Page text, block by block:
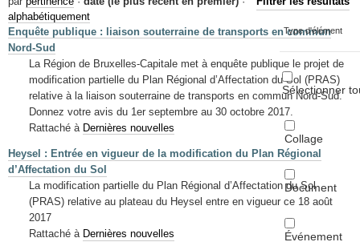
Mots-clés
Renseignements urbanistiques Type d'élément
Sélectionner
Collage
Document
Événement
alphabétiquement
Enquête publique : liaison souterraine de transports en commun
Nord-Sud
La Région de Bruxelles-Capitale met à enquête publique le projet de
modification partielle du Plan Régional d’Affectation du Sol (PRAS)
relative à la liaison souterraine de transports en commun Nord-Sud.
Donnez votre avis du 1er septembre au 30 octobre 2017.
Rattaché à Dernières nouvelles
Heysel : Entrée en vigueur de la modification du Plan Régional
d’Affectation du Sol
La modification partielle du Plan Régional d’Affectation du Sol
(PRAS) relative au plateau du Heysel entre en vigueur ce 18 août
2017
Rattaché à Dernières nouvelles